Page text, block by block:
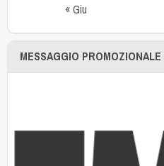
« Giu
MESSAGGIO PROMOZIONALE